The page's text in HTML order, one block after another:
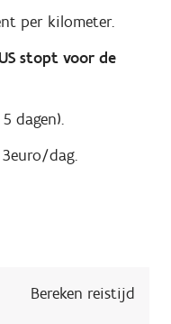
per kilometer.
stopt voor de
dagen).
3euro/dag.
Bereken reistijd